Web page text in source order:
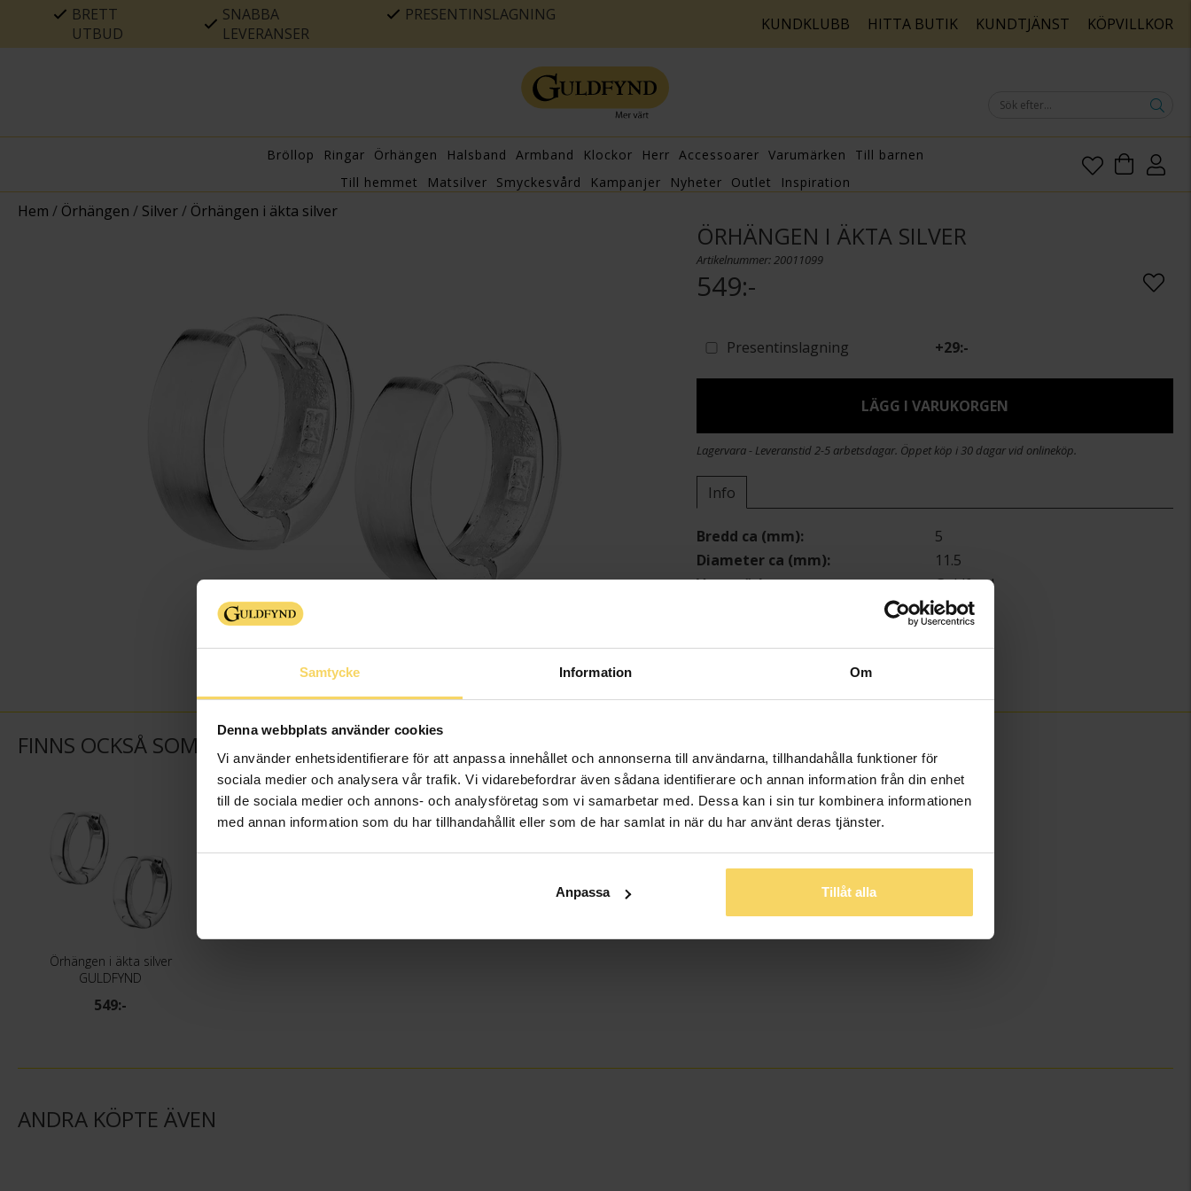
Samtycke Information Om
Denna webbplats använder cookies
Vi använder enhetsidentifierare för att anpassa innehållet och annonserna till användarna, tillhandahålla funktioner för
sociala medier och analysera vår trafik. Vi vidarebefordrar även sådana identifierare och annan information från din enhet
till de sociala medier och annons- och analysföretag som vi samarbetar med. Dessa kan i sin tur kombinera informationen
med annan information som du har tillhandahållit eller som de har samlat in när du har använt deras tjänster.
Anpassa Tillåt alla
BRETT
UTBUD
SNABBA
LEVERANSER
PRESENTINSLAGNING KUNDKLUBB HITTA BUTIK KUNDTJÄNST KÖPVILLKOR
Bröllop Ringar Örhängen Halsband Armband Klockor Herr Accessoarer Varumärken
Till barnen
Till hemmet
Matsilver Smyckesvård Kampanjer Nyheter Outlet Inspiration
Hem / Örhängen / Silver/ Örhängen i äkta silver
ÖRHÄNGEN I ÄKTA SILVER
Artikelnummer: 20011099
549:-
Presentinslagning +29:-
LÄGG I VARUKORGEN
Lagervara - Leveranstid 2-5 arbetsdagar. Öppet köp i 30 dagar vid onlineköp.
Info
Bredd ca (mm)
5
Diameter ca (mm)
11.5
Varumärke
Guldfynd
Silver
FINNS OCKSÅ SOM
Örhängen i äkta silver
GULDFYND
549:-
ANDRA KÖPTE ÄVEN